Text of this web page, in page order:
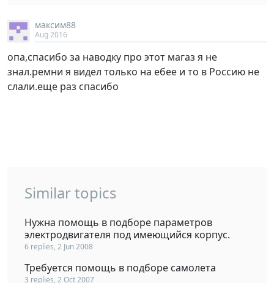
максим88
Aug 2016
опа,спасибо за наводку про этот магаз я не
знал.ремни я видел только на ебее и то в Россию не
слали.еще раз спасибо
Similar topics
Нужна помощь в подборе параметров
электродвигателя под имеющийся корпус.
6 replies, 2 Jun 2008
Требуется помощь в подборе самолета
3 replies, 2 Oct 2007